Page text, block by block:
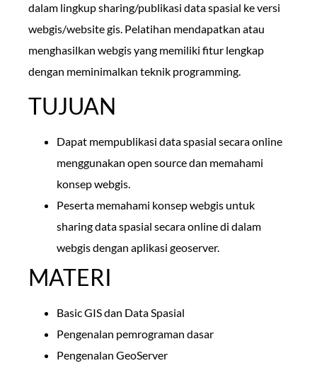
dalam lingkup sharing/publikasi data spasial ke versi
webgis/website gis. Pelatihan mendapatkan atau
menghasilkan webgis yang memiliki fitur lengkap
dengan meminimalkan teknik programming.
TUJUAN
Dapat mempublikasi data spasial secara online
menggunakan open source dan memahami
konsep webgis.
Peserta memahami konsep webgis untuk
sharing data spasial secara online di dalam
webgis dengan aplikasi geoserver.
MATERI
Basic GIS dan Data Spasial
Pengenalan pemrograman dasar
Pengenalan GeoServer